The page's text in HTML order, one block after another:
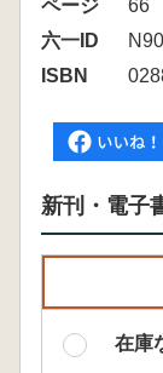
ページ
66
六一ID
ISBN
新刊・電子
在庫